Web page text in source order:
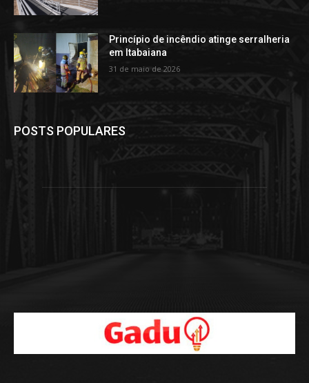
Princípio de incêndio atinge serralheria
em Itabaiana
31 de maio de 2026
POSTS POPULARES